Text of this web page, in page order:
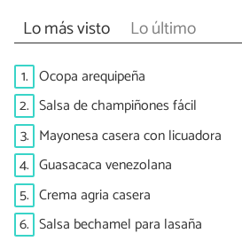
Lo más visto Lo último
1. Ocopa arequipeña
2. Salsa de champiñones fácil
3. Mayonesa casera con licuadora
4. Guasacaca venezolana
5. Crema agria casera
6. Salsa bechamel para lasaña